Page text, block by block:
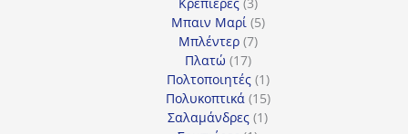
Κρεπιέρες 3
προϊόντα
Μπαιν Μαρί 55
Μπλέντερ 77
Πλατώ 1717
προϊόντα
Πολτοποιητές 11
προϊόν
Πολυκοπτικά 1515
προϊόντα
Σαλαμάνδρες 11